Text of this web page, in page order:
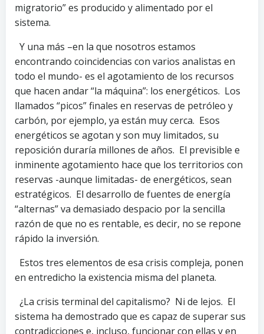
migratorio” es producido y alimentado por el
sistema.
Y una más –en la que nosotros estamos
encontrando coincidencias con varios analistas en
todo el mundo- es el agotamiento de los recursos
que hacen andar “la máquina”: los energéticos. Los
llamados “picos” finales en reservas de petróleo y
carbón, por ejemplo, ya están muy cerca. Esos
energéticos se agotan y son muy limitados, su
reposición duraría millones de años. El previsible e
inminente agotamiento hace que los territorios con
reservas -aunque limitadas- de energéticos, sean
estratégicos. El desarrollo de fuentes de energía
“alternas” va demasiado despacio por la sencilla
razón de que no es rentable, es decir, no se repone
rápido la inversión.
Estos tres elementos de esa crisis compleja, ponen
en entredicho la existencia misma del planeta.
¿La crisis terminal del capitalismo? Ni de lejos. El
sistema ha demostrado que es capaz de superar sus
contradicciones e, incluso, funcionar con ellas y en